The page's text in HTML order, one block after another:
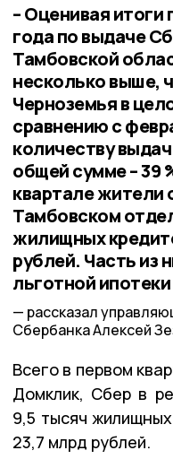
– Оценивая итоги
года по выдаче
Тамбовской
несколько выше,
Черноземья в
сравнению с
количеству
общей сумме – 39
квартале жители
Тамбовском
жилищных
рублей. Часть из
льготной
рассказал
Сбербанка Алексей
Всего в первом
Домклик, Сбер в
9,5 тысяч
23,7 млрд рублей.